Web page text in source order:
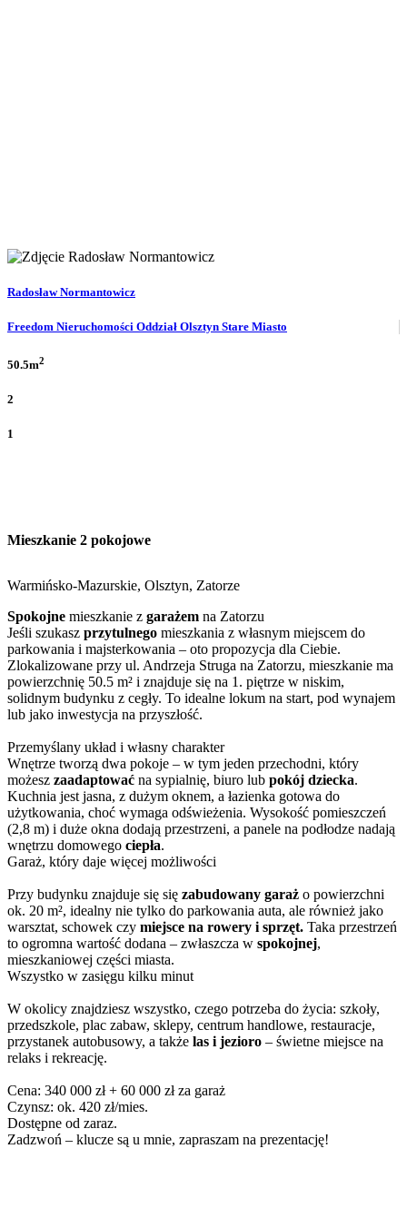
Radosław Normantowicz
Freedom Nieruchomości Oddział Olsztyn Stare Miasto
50.5m2
2
1
Mieszkanie 2 pokojowe
Warmińsko-Mazurskie, Olsztyn, Zatorze
Spokojne mieszkanie z garażem na Zatorzu
Jeśli szukasz przytulnego mieszkania z własnym miejscem do
parkowania i majsterkowania – oto propozycja dla Ciebie.
Zlokalizowane przy ul. Andrzeja Struga na Zatorzu, mieszkanie ma
powierzchnię 50.5 m² i znajduje się na 1. piętrze w niskim,
solidnym budynku z cegły. To idealne lokum na start, pod wynajem
lub jako inwestycja na przyszłość.
Przemyślany układ i własny charakter
Wnętrze tworzą dwa pokoje – w tym jeden przechodni, który
możesz zaadaptować na sypialnię, biuro lub pokój dziecka.
Kuchnia jest jasna, z dużym oknem, a łazienka gotowa do
użytkowania, choć wymaga odświeżenia. Wysokość pomieszczeń
(2,8 m) i duże okna dodają przestrzeni, a panele na podłodze nadają
wnętrzu domowego ciepła.
Garaż, który daje więcej możliwości
Przy budynku znajduje się się zabudowany garaż o powierzchni
ok. 20 m², idealny nie tylko do parkowania auta, ale również jako
warsztat, schowek czy miejsce na rowery i sprzęt. Taka przestrzeń
to ogromna wartość dodana – zwłaszcza w spokojnej,
mieszkaniowej części miasta.
Wszystko w zasięgu kilku minut
W okolicy znajdziesz wszystko, czego potrzeba do życia: szkoły,
przedszkole, plac zabaw, sklepy, centrum handlowe, restauracje,
przystanek autobusowy, a także las i jezioro – świetne miejsce na
relaks i rekreację.
Cena: 340 000 zł + 60 000 zł za garaż
Czynsz: ok. 420 zł/mies.
Dostępne od zaraz.
Zadzwoń – klucze są u mnie, zapraszam na prezentację!